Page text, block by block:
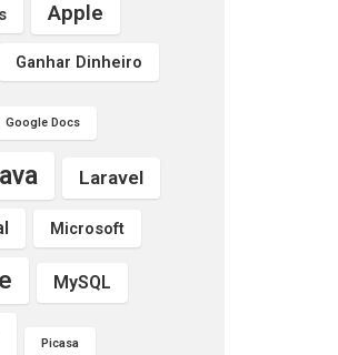
Apple
Ganhar Dinheiro
Google Docs
Laravel
Microsoft
MySQL
Picasa